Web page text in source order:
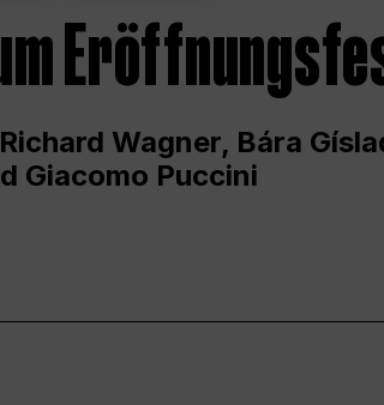
Wagner, Bára
Giacomo Puccini